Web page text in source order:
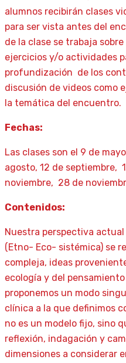
alumnos recibirán clases
para ser vista antes del
de la clase se trabaja
ejercicios y/o actividades
profundización de los
discusión de videos como
la temática del encuentro.
Fechas:
Las clases son el 9 de
agosto, 12 de septiembre,
noviembre, 28 de
Contenidos:
Nuestra perspectiva actual
(Etno- Eco- sistémica) se
compleja, ideas
ecología y del
proponemos un modo
clínica a la que definimos
no es un modelo fijo, sino
reflexión, indagación y
dimensiones a considerar